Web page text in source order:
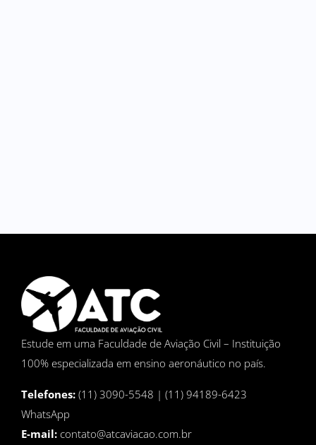
Estude em uma Faculdade de Aviação Civil – Instituição
100% especializada em ensino aeronáutico no país.
Telefones: (11) 3090-5548 | (11) 94189-6423
WhatsApp
E-mail: contato@atcaviacao.com.br